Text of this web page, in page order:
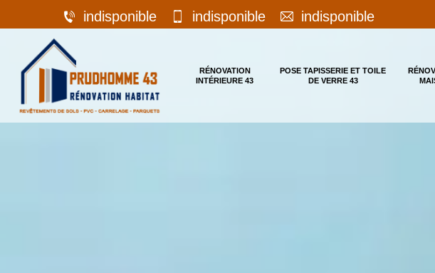
indisponible indisponible indisponible
RÉNOVATION
INTÉRIEURE 43
POSE TAPISSERIE ET TOILE
DE VERRE 43